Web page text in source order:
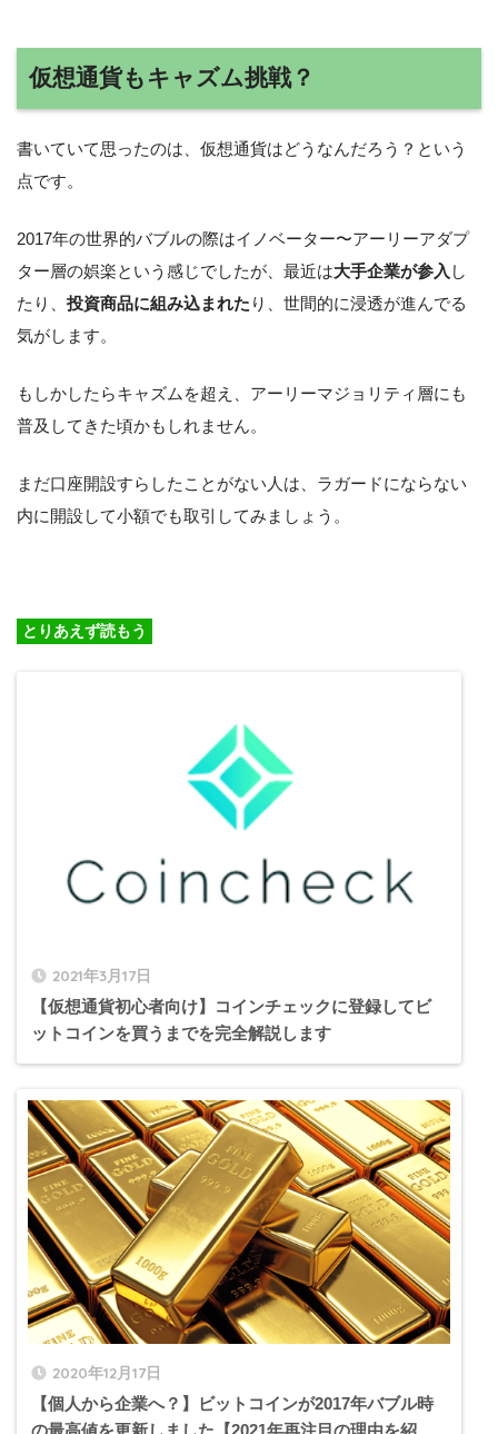
仮想通貨もキャズム挑戦？
書いていて思ったのは、仮想通貨はどうなんだろう？という
点です。
2017年の世界的バブルの際はイノベーター〜アーリーアダプ
ター層の娯楽という感じでしたが、最近は大手企業が参入 し
たり、 投資商品に組み込まれた り、世間的に浸透が進んでる
気がします。
もしかしたらキャズムを超え、アーリーマジョリティ層にも
普及してきた頃かもしれません。
まだ口座開設すらしたことがない人は、ラガードにならない
内に開設して小額でも取引してみましょう。
とりあえず読もう
2021年3月17日
【仮想通貨初心者向け】コインチェックに登録してビ
ットコインを買うまでを完全解説します
2020年12月17日
【個人から企業へ？】ビットコインが2017年バブル時
の最高値を更新しました【2021年再注目の理由を紹